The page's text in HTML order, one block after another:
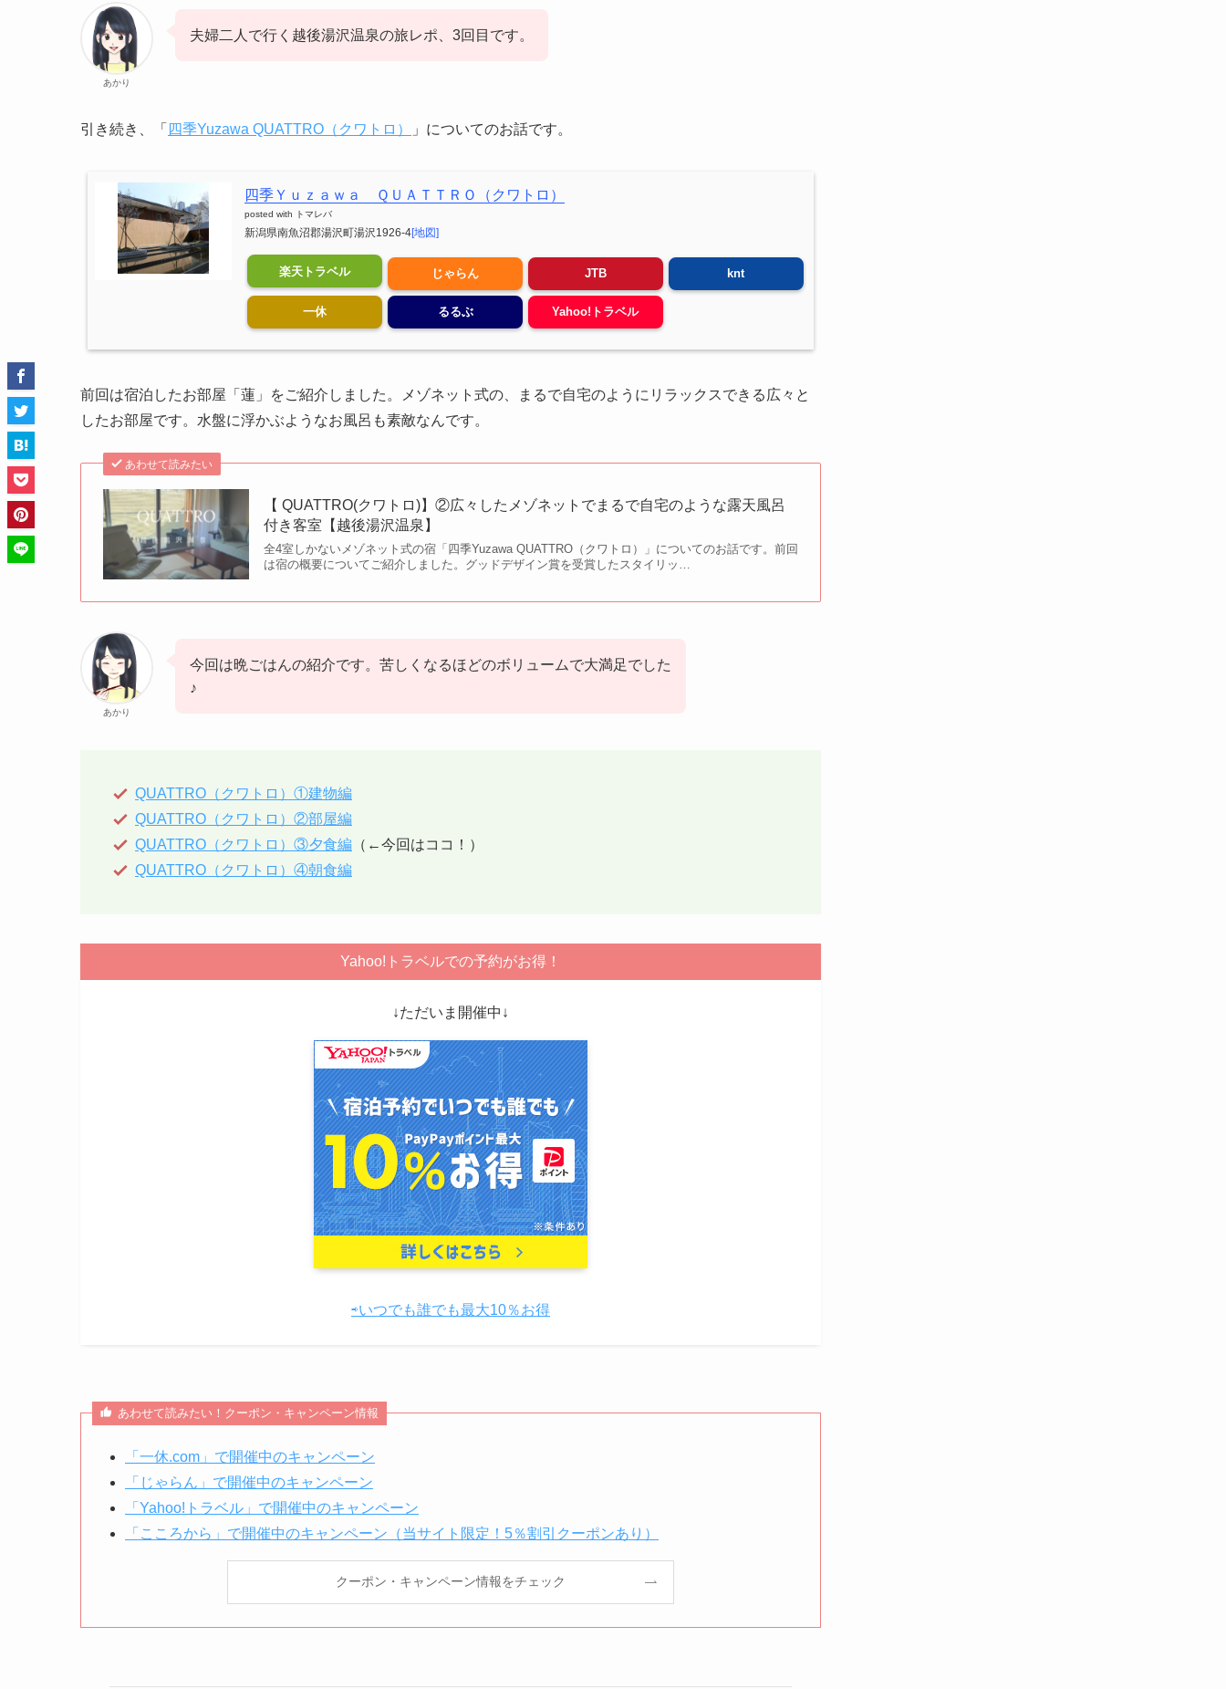
あかり
夫婦二人で行く越後湯沢温泉の旅レポ、3回目です。
引き続き、「 四季Yuzawa QUATTRO（クワトロ） 」についてのお話です。
四季Ｙｕｚａｗａ ＱＵＡＴＴＲＯ（クワトロ）
posted with トマレバ
新潟県南魚沼郡湯沢町湯沢1926-4[地図]
楽天トラベル じゃらん JTB knt
一休 るるぶ Yahoo!トラベル
前回は宿泊したお部屋「蓮」をご紹介しました。メゾネット式の、まるで自宅のようにリラックスできる広々と
したお部屋です。水盤に浮かぶようなお風呂も素敵なんです。
あわせて読みたい
【 QUATTRO(クワトロ)】②広々したメゾネットでまるで自宅のような露天風呂
付き客室【越後湯沢温泉】
全4室しかないメゾネット式の宿「四季Yuzawa QUATTRO（クワトロ）」についてのお話です。前回
は宿の概要についてご紹介しました。グッドデザイン賞を受賞したスタイリッ…
あかり
今回は晩ごはんの紹介です。苦しくなるほどのボリュームで大満足でした
♪
QUATTRO（クワトロ）①建物編
QUATTRO（クワトロ）②部屋編
QUATTRO（クワトロ）③夕食編 （←今回はココ！）
QUATTRO（クワトロ）④朝食編
Yahoo!トラベルでの予約がお得！
↓ただいま開催中↓
⇨いつでも誰でも最大10％お得
あわせて読みたい！クーポン・キャンペーン情報
「一休.com」で開催中のキャンペーン
「じゃらん」で開催中のキャンペーン
「Yahoo!トラベル」で開催中のキャンペーン
「こころから」で開催中のキャンペーン（当サイト限定！5％割引クーポンあり）
クーポン・キャンペーン情報をチェック